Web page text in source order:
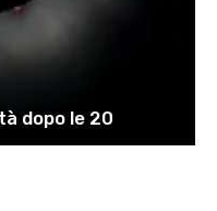
dopo le 20